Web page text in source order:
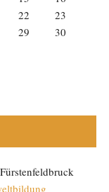
22
23
29
30